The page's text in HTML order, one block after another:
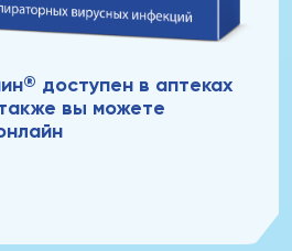
® доступен в аптеках
вы можете